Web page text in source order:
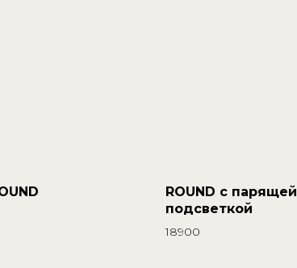
ROUND с парящей
подсветкой
18900